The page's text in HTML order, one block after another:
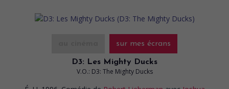
sur mes écrans
D3: Les Mighty Ducks
V.O.: D3: The Mighty Ducks